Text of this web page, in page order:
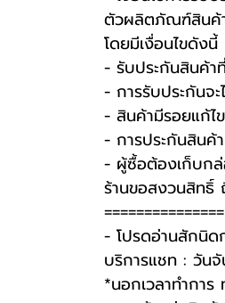
ตัวผลิตภัณฑ์สินค้า
โดยมีเงื่อนไขดังนี้
- รับประกันสินค้า
- การรับประกันจ
- สินค้ามีรอยแก้
- การประกันสิน
-️ ผู้ซื้อต้องเก็บกล่
ร้านขอสงวนสิทธิ์
===============
-️ โปรดอ่านสักนิด
บริการแชท : วัน
*นอกเวลาทำกา